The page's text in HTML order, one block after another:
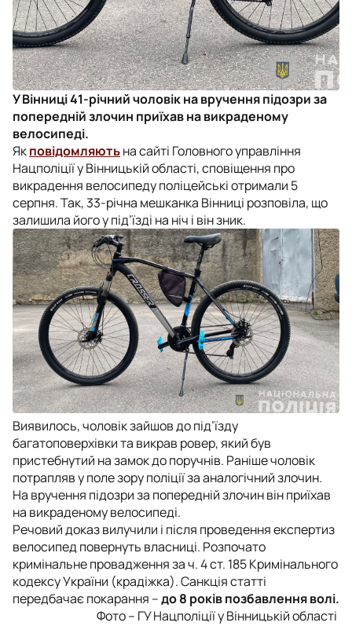
У Вінниці 41-річний чоловік на вручення підозри за
попередній злочин приїхав на викраденому
велосипеді.
Якповідомляютьна сайті Головного управління
Нацполіції у Вінницькій області, сповіщення про
викрадення велосипеду поліцейські отримали 5
серпня. Так, 33-річна мешканка Вінниці розповіла, що
залишила його у під’їзді на ніч і він зник.
Виявилось, чоловік зайшов до під’їзду
багатоповерхівки та викрав ровер, який був
пристебнутий на замок до поручнів. Раніше чоловік
потрапляв у поле зору поліції за аналогічний злочин.
На вручення підозри за попередній злочин він приїхав
на викраденому велосипеді.
Речовий доказ вилучили і після проведення експертиз
велосипед повернуть власниці. Розпочато
кримінальне провадження за ч. 4 ст. 185 Кримінального
кодексу України (крадіжка). Санкція статті
передбачає покарання –до 8 років позбавлення волі.
Фото – ГУ Нацполіції у Вінницькій області